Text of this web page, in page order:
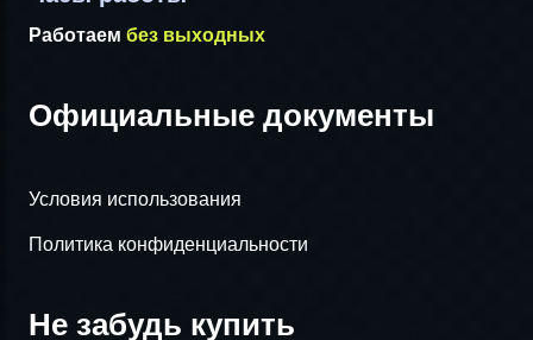
Работаем без выходных
Официальные документы
Условия использования
Политика конфиденциальности
Не забудь купить